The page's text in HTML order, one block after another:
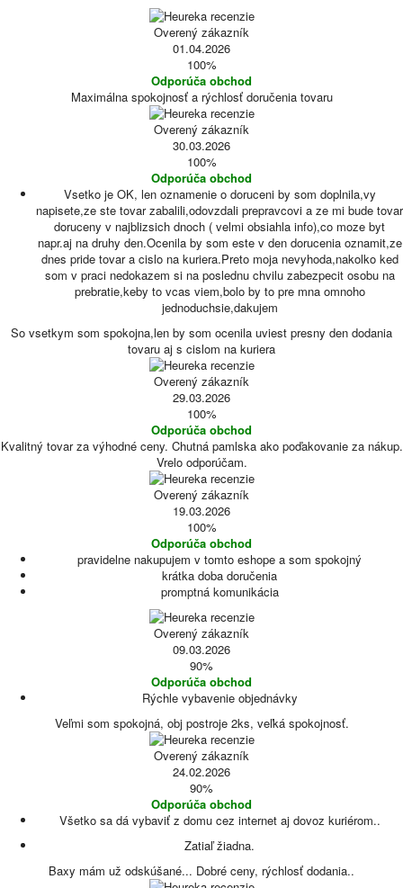
Overený zákazník
01.04.2026
100%
Odporúča obchod
Maximálna spokojnosť a rýchlosť doručenia tovaru
Overený zákazník
30.03.2026
100%
Odporúča obchod
Vsetko je OK, len oznamenie o doruceni by som doplnila,vy
napisete,ze ste tovar zabalili,odovzdali prepravcovi a ze mi bude tovar
doruceny v najblizsich dnoch ( velmi obsiahla info),co moze byt
napr.aj na druhy den.Ocenila by som este v den dorucenia oznamit,ze
dnes pride tovar a cislo na kuriera.Preto moja nevyhoda,nakolko ked
som v praci nedokazem si na poslednu chvilu zabezpecit osobu na
prebratie,keby to vcas viem,bolo by to pre mna omnoho
jednoduchsie,dakujem
So vsetkym som spokojna,len by som ocenila uviest presny den dodania
tovaru aj s cislom na kuriera
Overený zákazník
29.03.2026
100%
Odporúča obchod
Kvalitný tovar za výhodné ceny. Chutná pamlska ako poďakovanie za nákup.
Vrelo odporúčam.
Overený zákazník
19.03.2026
100%
Odporúča obchod
pravidelne nakupujem v tomto eshope a som spokojný
krátka doba doručenia
promptná komunikácia
Overený zákazník
09.03.2026
90%
Odporúča obchod
Rýchle vybavenie objednávky
Veľmi som spokojná, obj postroje 2ks, veľká spokojnosť.
Overený zákazník
24.02.2026
90%
Odporúča obchod
Všetko sa dá vybaviť z domu cez internet aj dovoz kuriérom..
Zatiaľ žiadna.
Baxy mám už odskúšané... Dobré ceny, rýchlosť dodania..